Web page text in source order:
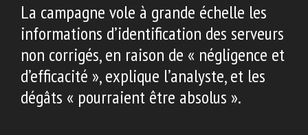
La campagne vole à grande échelle les
informations d’identification des serveurs
non corrigés, en raison de « négligence et
d’efficacité », explique l’analyste, et les
dégâts « pourraient être absolus ».